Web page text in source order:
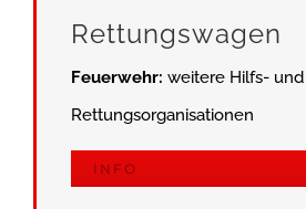
Rettungswagen
Feuerwehr: weitere Hilfs- und
Rettungsorganisationen
INFO